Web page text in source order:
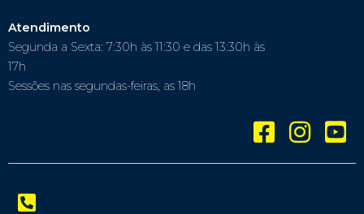
Atendimento
Segunda a Sexta: 7:30h às 11:30 e das 13:30h às
17h
Sessões nas segundas-feiras, as 18h